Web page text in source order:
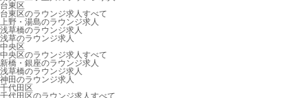
台東区
台東区のラウンジ求人すべて
上野・湯島のラウンジ求人
浅草橋のラウンジ求人
浅草のラウンジ求人
中央区
中央区のラウンジ求人すべて
新橋・銀座のラウンジ求人
浅草橋のラウンジ求人
神田のラウンジ求人
千代田区
千代田区のラウンジ求人すべて